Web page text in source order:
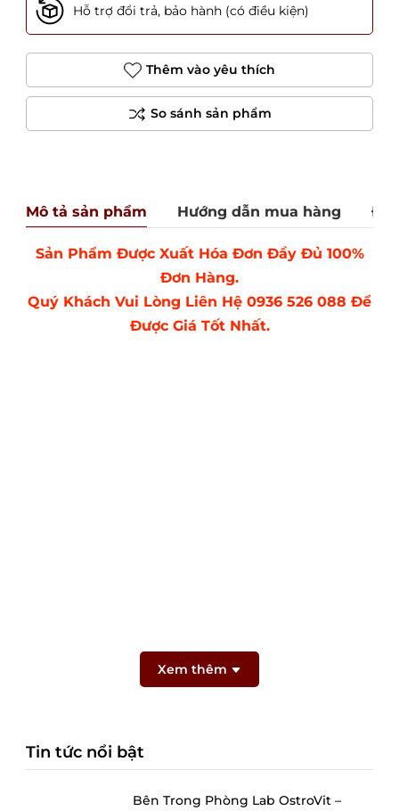
Hỗ trợ đổi trả, bảo hành (có điều kiện)
Thêm vào yêu thích
Mô tả sản phẩm Hướng dẫn mua hàng
Sản Phẩm Được Xuất Hóa Đơn Đầy Đủ 100%
Đơn Hàng.
Quý Khách Vui Lòng Liên Hệ 0936 526 088 Để
Được Giá Tốt Nhất.
Xem thêm
Tin tức nổi bật
Bên Trong Phòng Lab OstroVit –